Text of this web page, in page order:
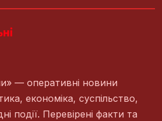
— оперативні новини
економіка, суспільство,
події. Перевірені факти та